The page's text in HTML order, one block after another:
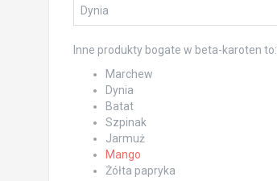
Dynia
Inne produkty bogate w beta-karoten to:
Marchew
Dynia
Batat
Szpinak
Jarmuż
Mango
Żółta papryka